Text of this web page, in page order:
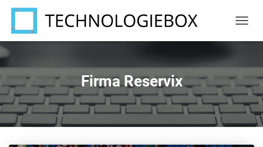
Firma Reservix